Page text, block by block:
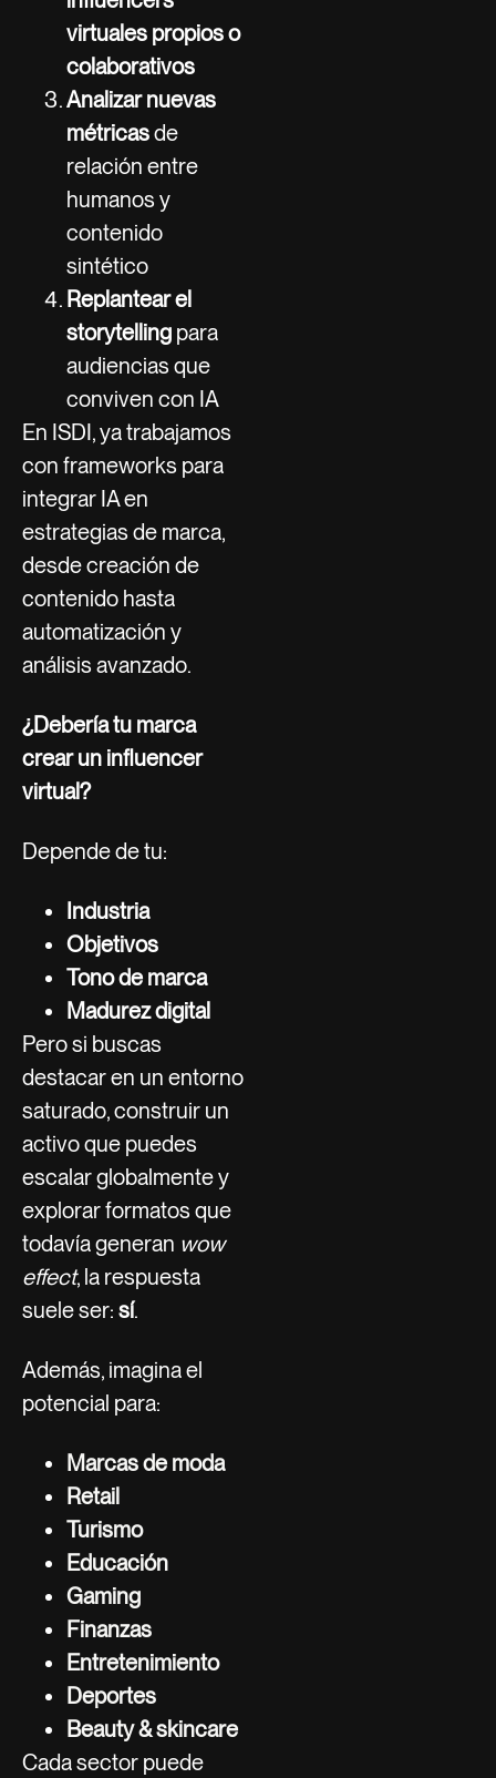
virtuales propios o
colaborativos
Analizar nuevas
métricasde
relación entre
humanos y
contenido
sintético
Replantear el
storytelling para
audiencias que
conviven con IA
En ISDI, ya trabajamos
con frameworks para
integrar IA en
estrategias de marca,
desde creación de
contenido hasta
automatización y
análisis avanzado.
¿Debería tu marca
crear un influencer
virtual?
Depende de tu:
Industria
Objetivos
Tono de marca
Madurez digital
Pero si buscas
destacar en un entorno
saturado, construir un
activo que puedes
escalar globalmente y
explorar formatos que
todavía generan wow
effect, la respuesta
suele ser: sí.
Además, imagina el
potencial para:
Marcas de moda
Retail
Turismo
Educación
Gaming
Finanzas
Entretenimiento
Deportes
Beauty & skincare
Cada sector puede